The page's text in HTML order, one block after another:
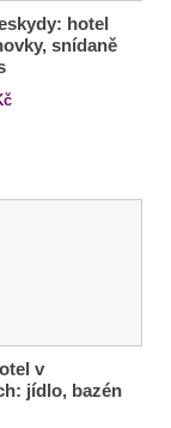
hotel
snídaně
v
jídlo, bazén